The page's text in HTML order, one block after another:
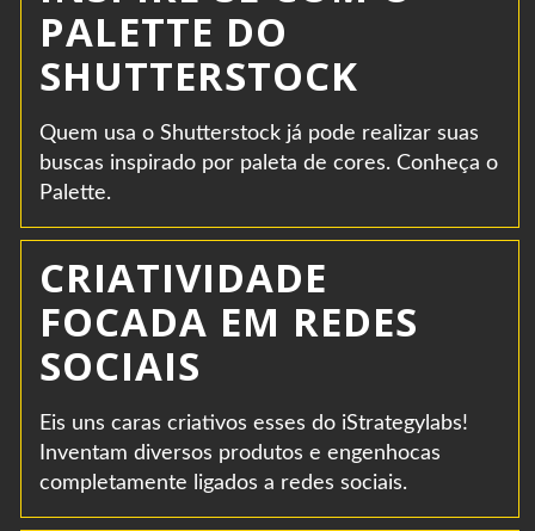
PALETTE DO
SHUTTERSTOCK
Quem usa o Shutterstock já pode realizar suas
buscas inspirado por paleta de cores. Conheça o
Palette.
CRIATIVIDADE
FOCADA EM REDES
SOCIAIS
Eis uns caras criativos esses do iStrategylabs!
Inventam diversos produtos e engenhocas
completamente ligados a redes sociais.